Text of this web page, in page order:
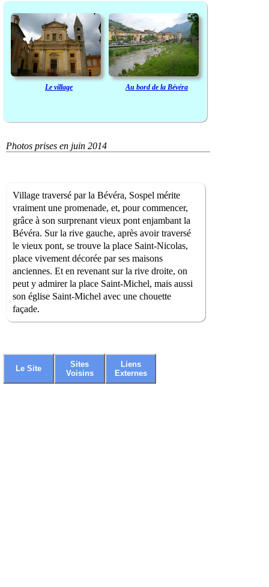
Le village Au bord de la Bévéra
Photos prises en juin 2014
Village traversé par la Bévéra, Sospel mérite
vraiment une promenade, et, pour commencer,
grâce à son surprenant vieux pont enjambant la
Bévéra. Sur la rive gauche, après avoir traversé
le vieux pont, se trouve la place Saint-Nicolas,
place vivement décorée par ses maisons
anciennes. Et en revenant sur la rive droite, on
peut y admirer la place Saint-Michel, mais aussi
son église Saint-Michel avec une chouette
façade.
Le Site
Sites
Voisins
Liens
Externes